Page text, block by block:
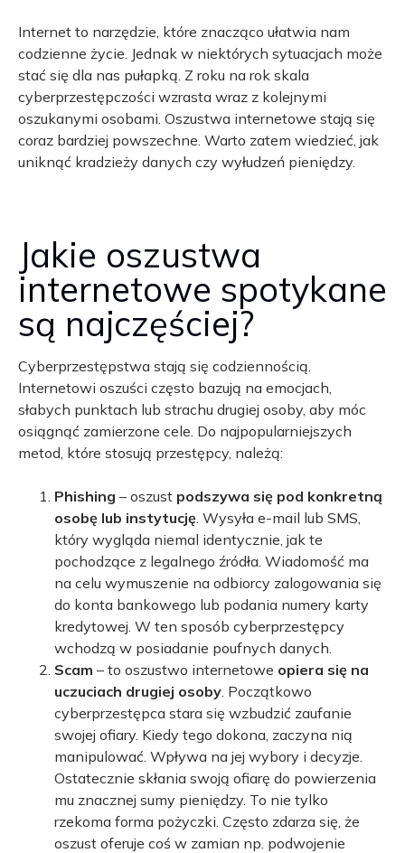
Internet to narzędzie, które znacząco ułatwia nam
codzienne życie. Jednak w niektórych sytuacjach może
stać się dla nas pułapką. Z roku na rok skala
cyberprzestępczości wzrasta wraz z kolejnymi
oszukanymi osobami. Oszustwa internetowe stają się
coraz bardziej powszechne. Warto zatem wiedzieć, jak
uniknąć kradzieży danych czy wyłudzeń pieniędzy.
Jakie oszustwa
internetowe spotykane
są najczęściej?
Cyberprzestępstwa stają się codziennością.
Internetowi oszuści często bazują na emocjach,
słabych punktach lub strachu drugiej osoby, aby móc
osiągnąć zamierzone cele. Do najpopularniejszych
metod, które stosują przestępcy, należą:
Phishing – oszust podszywa się pod konkretną
osobę lub instytucję. Wysyła e-mail lub SMS,
który wygląda niemal identycznie, jak te
pochodzące z legalnego źródła. Wiadomość ma
na celu wymuszenie na odbiorcy zalogowania się
do konta bankowego lub podania numery karty
kredytowej. W ten sposób cyberprzestępcy
wchodzą w posiadanie poufnych danych.
Scam – to oszustwo internetowe opiera się na
uczuciach drugiej osoby. Początkowo
cyberprzestępca stara się wzbudzić zaufanie
swojej ofiary. Kiedy tego dokona, zaczyna nią
manipulować. Wpływa na jej wybory i decyzje.
Ostatecznie skłania swoją ofiarę do powierzenia
mu znacznej sumy pieniędzy. To nie tylko
rzekoma forma pożyczki. Często zdarza się, że
oszust oferuje coś w zamian np. podwojenie